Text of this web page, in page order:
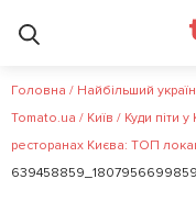
Головна / Найбільший
Tomato.ua / Київ / Куди піти у
ресторанах Києва: ТОП